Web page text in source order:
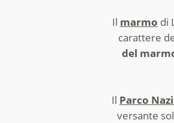
Il marmo di
carattere
del
Il Parco
versante